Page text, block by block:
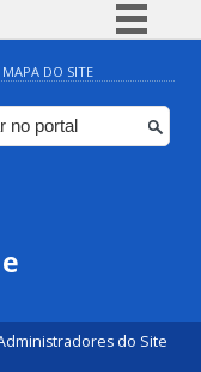
Simplifique!
BR
Participe
MAPA DO SITE
do Site